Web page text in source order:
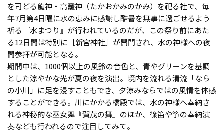
を司どる龍神・高龗神（たかおかみのかみ）を祀る社で、毎
年7月第4日曜に水の恵みに感謝し酷暑を無事に過ごせるよう
祈る『水まつり』が行われているのだが、この祭り前にあた
る12日間は特別に［新宮神社］が開門され、水の神様への夜
間参拝が可能となる。
期間中は、1000個以上の風鈴の音色と、青やグリーンを基調
とした涼やかな光が夏の夜を演出。境内を流れる清流「なら
の小川」に足を浸すこともでき、夕涼みならではの風情を体感
することができる。川にかかる橋殿では、水の神様へ奉納さ
れる神秘的な巫女舞『賀茂の舞』のほか、篠笛や筝の奉納演
奏なども行われるので注目してみて。